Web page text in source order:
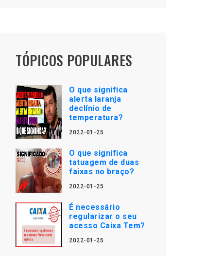
TÓPICOS POPULARES
O que significa
alerta laranja
declínio de
temperatura?
2022-01-25
O que significa
tatuagem de duas
faixas no braço?
2022-01-25
É necessário
regularizar o seu
acesso Caixa Tem?
2022-01-25